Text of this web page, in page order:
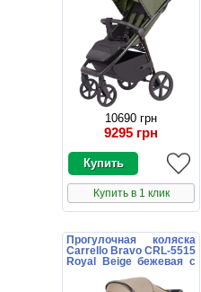
10690 грн
9295 грн
Купить в 1 клик
Прогулочная коляска
Carrello Bravo CRL-5515
Royal Beige бежевая с